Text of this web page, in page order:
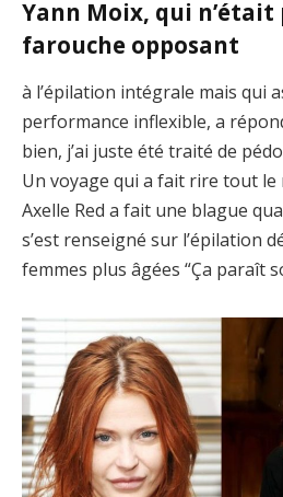
Yann Moix, qui n’était
farouche opposant
à l’épilation intégrale mais qui
performance inflexible, a
bien, j’ai juste été traité de
Un voyage qui a fait rire tout le
Axelle Red a fait une blague
s’est renseigné sur l’épilation
femmes plus âgées “Ça paraît